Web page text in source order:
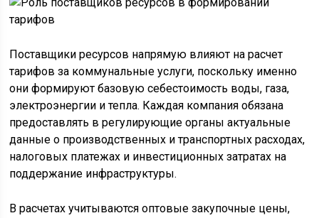
Поставщики ресурсов напрямую влияют на расчет
тарифов за коммунальные услуги, поскольку именно
они формируют базовую себестоимость воды, газа,
электроэнергии и тепла. Каждая компания обязана
предоставлять в регулирующие органы актуальные
данные о производственных и транспортных расходах,
налоговых платежах и инвестиционных затратах на
поддержание инфраструктуры.
В расчетах учитываются оптовые закупочные цены,